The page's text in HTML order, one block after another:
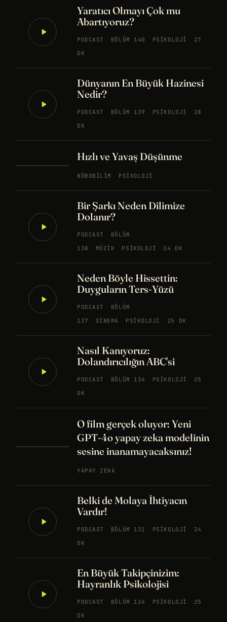
Yaratıcı Olmayı Çok mu
Abartıyoruz?
PODCAST BÖLÜM 140 PSIKOLOJI
27
DK
Dünyanın En Büyük Hazinesi
Nedir?
PODCAST BÖLÜM 139 PSIKOLOJI
28
DK
Hızlı ve Yavaş Düşünme
NÖROBILIM PSIKOLOJI
Bir Şarkı Neden Dilimize
Dolanır?
PODCAST
BÖLÜM
138
MÜZIK PSIKOLOJI 24 DK
Neden Böyle Hissettin:
Duyguların Ters-Yüzü
PODCAST
BÖLÜM
137
SINEMA PSIKOLOJI 25 DK
Nasıl Kanıyoruz:
Dolandırıcılığın ABC'si
PODCAST BÖLÜM 134 PSIKOLOJI
25
DK
O film gerçek oluyor: Yeni
GPT-4o yapay zeka modelinin
sesine inanamayacaksınız!
YAPAY ZEKA
Belki de Molaya İhtiyacın
Vardır!
PODCAST BÖLÜM 131 PSIKOLOJI
24
DK
En Büyük Takipçinizim:
Hayranlık Psikolojisi
PODCAST BÖLÜM 124 PSIKOLOJI
25
DK